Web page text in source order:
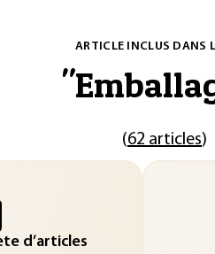
ARTICLE INCLUS DANS
"
(62 articles)
d’articles